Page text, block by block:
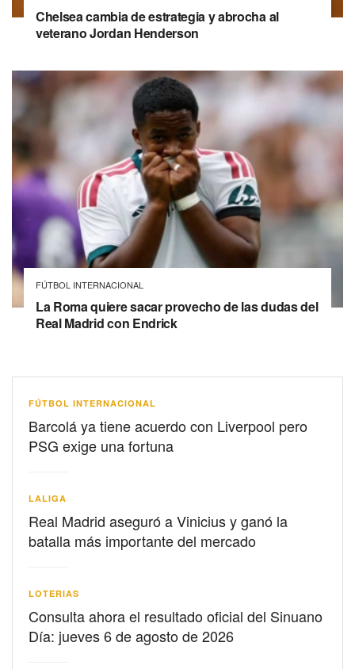
Chelsea cambia de estrategia y abrocha al
veterano Jordan Henderson
FÚTBOL INTERNACIONAL
La Roma quiere sacar provecho de las dudas del
Real Madrid con Endrick
FÚTBOL INTERNACIONAL
Barcolá ya tiene acuerdo con Liverpool pero
PSG exige una fortuna
LALIGA
Real Madrid aseguró a Vinicius y ganó la
batalla más importante del mercado
LOTERIAS
Consulta ahora el resultado oficial del Sinuano
Día: jueves 6 de agosto de 2026